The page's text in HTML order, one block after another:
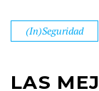
(In)Seguridad
LAS